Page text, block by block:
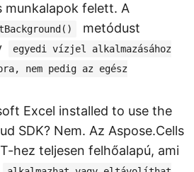
munkalapok felett. A
metódust
egyedi vízjel alkalmazásához
nem pedig az egész
Excel installed to use the
SDK? Nem. Az Aspose.Cells
hez teljesen felhőalapú, ami